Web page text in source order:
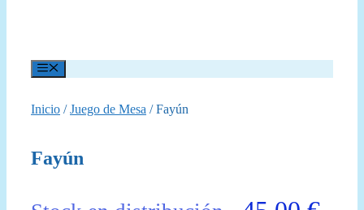
Menú
Inicio /Juego de Mesa / Fayún
Fayún